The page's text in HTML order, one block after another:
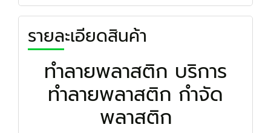
รายละเอียดสินค้า
ทำลายพลาสติก บริการ
ทำลายพลาสติก กำจัด
พลาสติก